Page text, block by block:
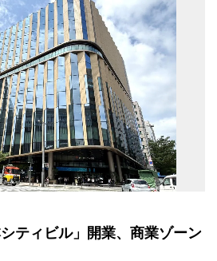
ティビル」開業、商業ゾーン